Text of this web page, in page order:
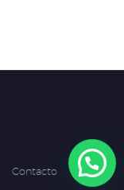
Contacto